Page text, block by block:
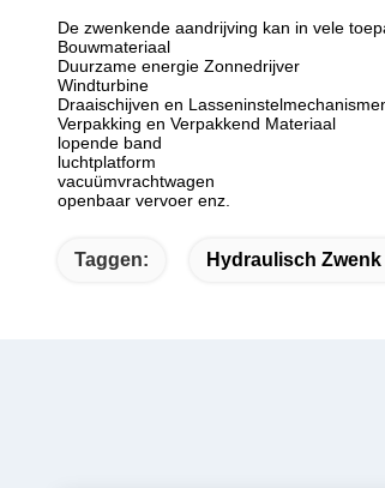
De zwenkende aandrijving kan in vele
Bouwmateriaal
Duurzame energie Zonnedrijver
Windturbine
Draaischijven en
Verpakking en Verpakkend Materiaal
lopende band
luchtplatform
vacuümvrachtwagen
openbaar vervoer enz.
Taggen: Hydraulisch